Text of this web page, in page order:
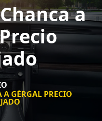
a
GÉRGAL PRECIO